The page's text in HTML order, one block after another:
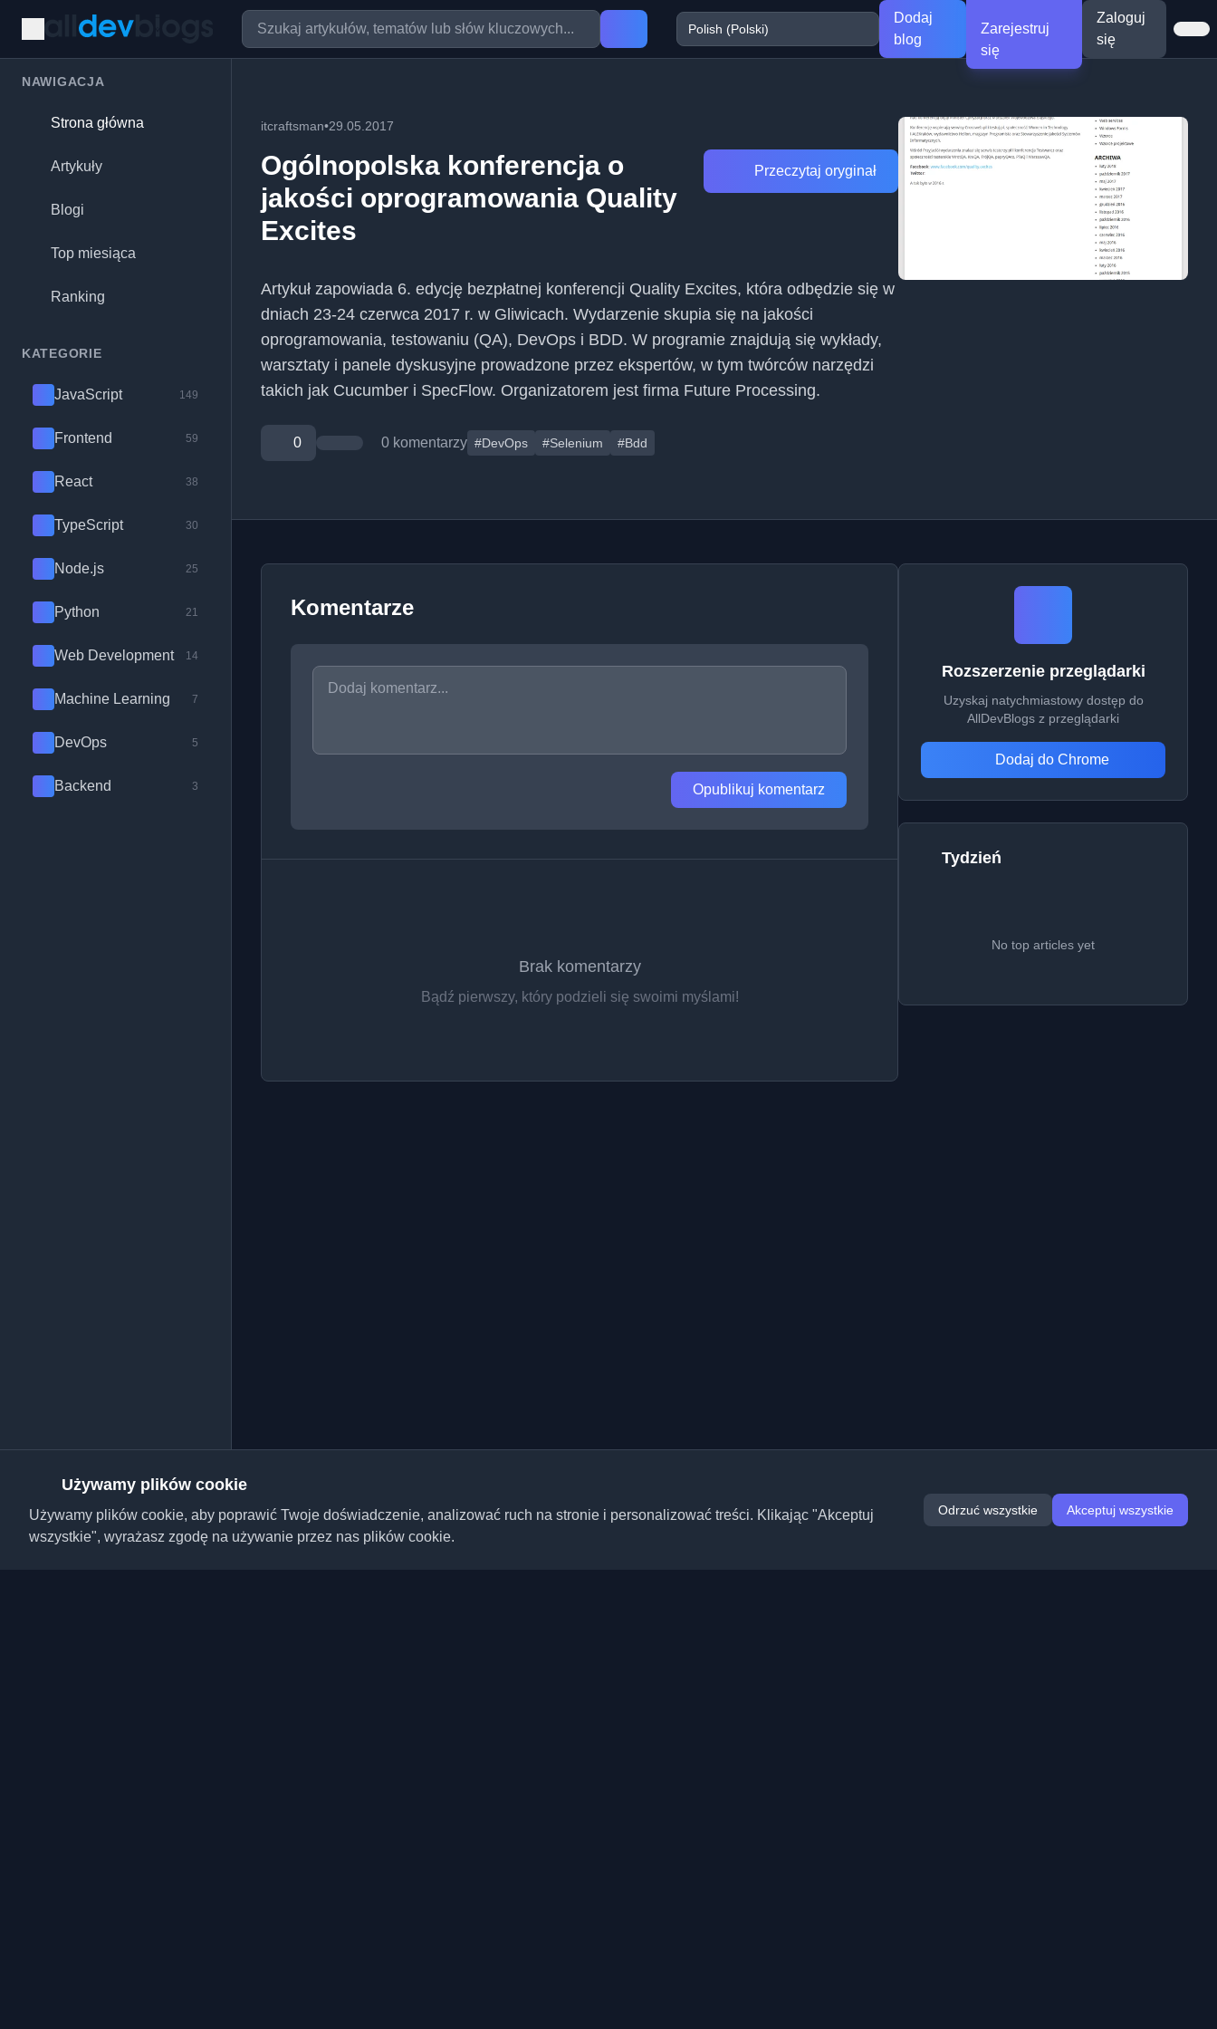
Dodaj
blog
Zarejestruj
się
Zaloguj
się
NAWIGACJA
Strona główna
Artykuły
Blogi
Top miesiąca
Ranking
KATEGORIE
JavaScript 149
Frontend 59
React 38
TypeScript 30
Node.js 25
Python 21
Web Development 14
Machine Learning 7
DevOps 5
Backend 3
itcraftsman•29.05.2017
Ogólnopolska konferencja o
jakości oprogramowania Quality
Excites
Przeczytaj oryginał
Artykuł zapowiada 6. edycję bezpłatnej konferencji Quality Excites, która odbędzie się w
dniach 23-24 czerwca 2017 r. w Gliwicach. Wydarzenie skupia się na jakości
oprogramowania, testowaniu (QA), DevOps i BDD. W programie znajdują się wykłady,
warsztaty i panele dyskusyjne prowadzone przez ekspertów, w tym twórców narzędzi
takich jak Cucumber i SpecFlow. Organizatorem jest firma Future Processing.
0 0 komentarzy #DevOps #Selenium #Bdd
Komentarze
Opublikuj komentarz
Brak komentarzy
Bądź pierwszy, który podzieli się swoimi myślami!
Rozszerzenie przeglądarki
Uzyskaj natychmiastowy dostęp do
AllDevBlogs z przeglądarki
Dodaj do Chrome
Tydzień
No top articles yet
Używamy plików cookie
Używamy plików cookie, aby poprawić Twoje doświadczenie, analizować ruch na stronie i personalizować treści. Klikając "Akceptuj
wszystkie", wyrażasz zgodę na używanie przez nas plików cookie.
Odrzuć wszystkie Akceptuj wszystkie